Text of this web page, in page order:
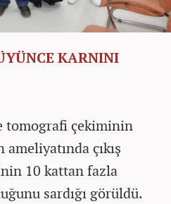
KARNINI
tomografi çekiminin
çıkış
10 kattan fazla
sardığı görüldü.